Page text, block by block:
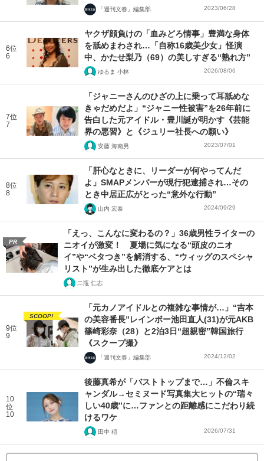
「週刊文春」編集部 2023/06/28
6位
6
ヤクザ顔負けの「血みどろ情事」豊満な身体
を舐めまわされ…「自称16歳美少女」怪演
中、かたせ梨乃（69）の美しすぎる“熟れ方”
ゆるま 小林 2026/08/06
7位
7
「ジャニーさんのひざの上に乗って耳舐めな
きゃだめだよ」“ジャニー性被害”を26年前に
告白した元アイドル・豊川誕が明かす《芸能
界の悪習》と《ジュリー社長への願い》
安藤 海南男 2023/07/01
8位
8
「肝心なときに、リーダーが何やってんだ
よ」SMAPメンバーが現行犯逮捕され…その
とき中居正広がとった“意外な行動”
山内 宏泰 2024/09/29
PR
「えっ、こんなに変わるの？」36歳男性ライターの
ニオイが激変！ 夏場に気になる“頭皮のニオ
イ”や“ベタつき”を解消する、“ウィッグのスペシャ
リスト”が生み出した徹底ケアとは
二瓶 仁志
9位
9
SCOOP!
「元カノアイドルとの複雑な事情が…」“吉本
の美容番長”レインボー池田直人(31)が元AKB
篠崎彩奈（28）と2泊3日“超親密”韓国旅行
《スクープ撮》
「週刊文春」編集部 2024/12/02
10
位
10
後藤真希が「バストトップまで…」不倫スキ
ャンダル→セミヌード写真集大ヒットの“瑞々
しい40歳”に…ファンとの距離感にこだわり続
けるワケ
田中 稲 2026/07/31